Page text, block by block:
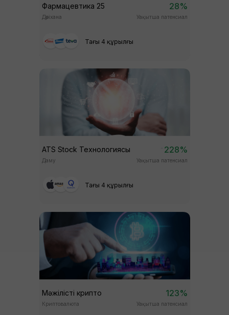
Фармацевтика 25 28%
Дәріхана Уақытша патенсиал
Тағы 4 құрылғы
ATS Stock Технологиясы 228%
Даму Уақытша патенсиал
Тағы 4 құрылғы
Мәжілісті крипто 123%
Криптовалюта Уақытша патенсиал